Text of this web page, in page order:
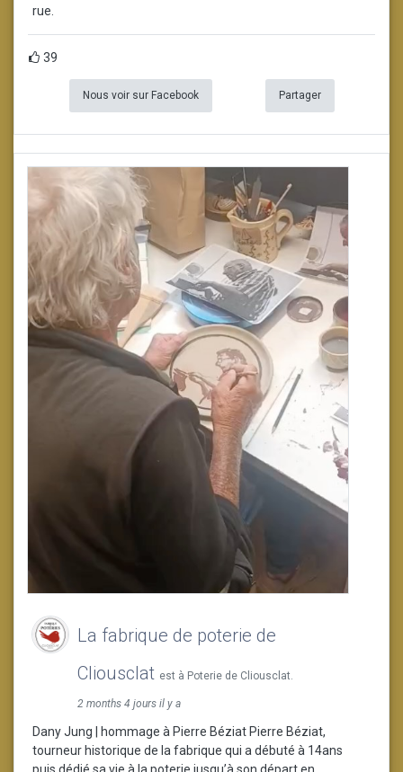
rue.
39
Nous voir sur Facebook Partager
La fabrique de poterie de
Cliousclat est à Poterie de Cliousclat.
2 months 4 jours il y a
Dany Jung | hommage à Pierre Béziat Pierre Béziat,
tourneur historique de la fabrique qui a débuté à 14ans